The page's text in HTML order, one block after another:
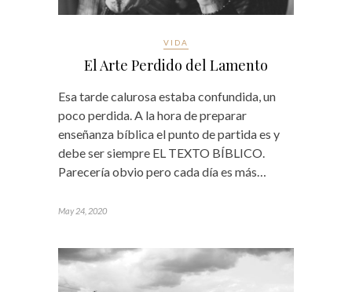
VIDA
El Arte Perdido del Lamento
Esa tarde calurosa estaba confundida, un
poco perdida. A la hora de preparar
enseñanza bíblica el punto de partida es y
debe ser siempre EL TEXTO BÍBLICO.
Parecería obvio pero cada día es más…
May 24, 2020